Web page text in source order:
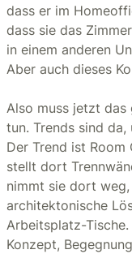
dass er im
dass sie das
in einem anderen
Aber auch dieses
Also muss jetzt das
tun. Trends sind da,
Der Trend ist
stellt dort
nimmt sie dort
architektonische
Arbeitsplatz-
Konzept,